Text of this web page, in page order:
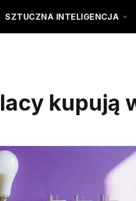
SZTUCZNA INTELIGENCJA
kupują